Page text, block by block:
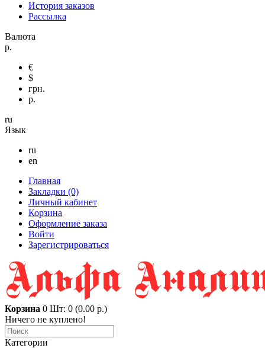
История заказов
Рассылка
Валюта
р.
€
$
грн.
р.
ru
Язык
ru
en
Главная
Закладки (0)
Личный кабинет
Корзина
Оформление заказа
Войти
Зарегистрироваться
Корзина 0 Шт: 0 (0.00 р.)
Ничего не куплено!
Категории